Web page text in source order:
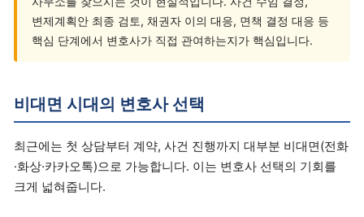
변제계획안 최종 검토, 채권자 이의 대응, 면책 결정 대응 등
핵심 단계에서 변호사가 직접 관여하는지가 핵심입니다.
비대면 시대의 변호사 선택
최근에는 첫 상담부터 계약, 사건 진행까지 대부분 비대면(전화
·화상·카카오톡)으로 가능합니다. 이는 변호사 선택의 기회를
크게 넓혀줍니다.